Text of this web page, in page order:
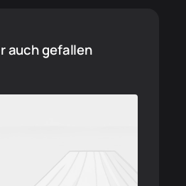
auch gefallen